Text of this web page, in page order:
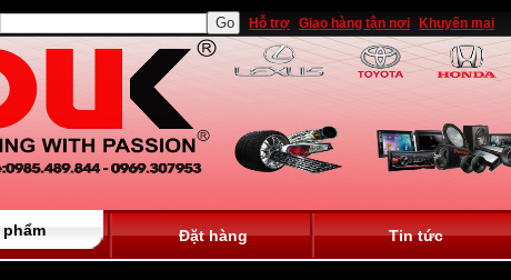
Hỗ trợ Giao hàng tận nơi Khuyến mại
phẩm Đặt hàng Tin tức